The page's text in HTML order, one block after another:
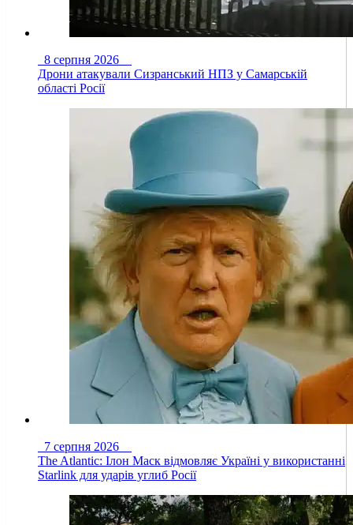
8 серпня 2026
Дрони атакували Сизранський НПЗ у Самарській
області Росії
7 серпня 2026
The Atlantic: Ілон Маск відмовляє Україні у використанні
Starlink для ударів углиб Росії